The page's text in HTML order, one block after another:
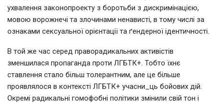
ухвалення законопроекту з боротьби з дискримінацією,
мовою ворожнечі та злочинами ненависті, в тому числі за
ознаками сексуальної орієнтації та ґендерної ідентичності.
В той же час серед праворадикальних активістів
зменшилася пропаганда проти ЛГБТК+. Тобто їхнє
ставлення стало більш толерантним, але це більше
проявлялося в контексті ЛГБТК+ учасни_ць бойових дій.
Окремі радикальні гомофобні політики змінили свій тон і